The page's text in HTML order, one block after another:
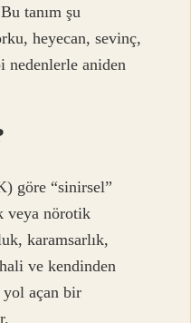
tanım şu
heyecan, sevinç,
nedenlerle aniden
göre “sinirsel”
veya nörotik
karamsarlık,
ve kendinden
açan bir